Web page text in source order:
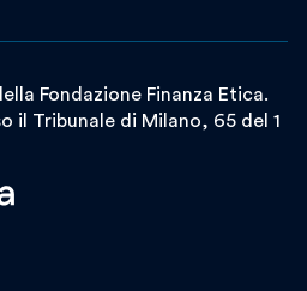
Fondazione Finanza Etica.
il Tribunale di Milano, 65 del 1